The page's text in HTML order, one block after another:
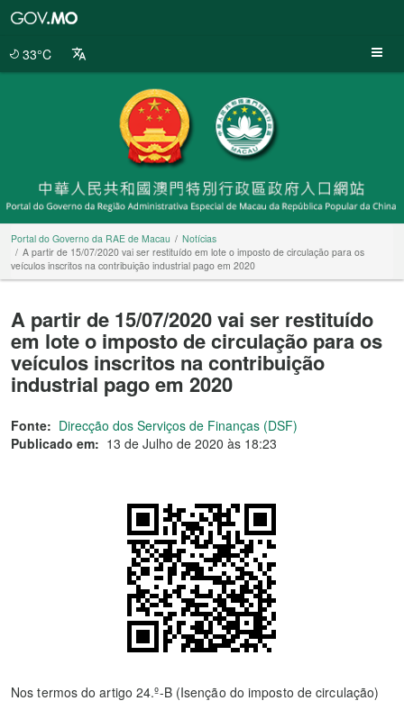
33°C
Portal do Governo da RAE de Macau
Notícias
A partir de 15/07/2020 vai ser restituído em lote o imposto de circulação para os
veículos inscritos na contribuição industrial pago em 2020
A partir de 15/07/2020 vai ser restituído
em lote o imposto de circulação para os
veículos inscritos na contribuição
industrial pago em 2020
Fonte: Direcção dos Serviços de Finanças (DSF)
Publicado em: 13 de Julho de 2020 às 18:23
Nos termos do artigo 24.º-B (Isenção do imposto de circulação)